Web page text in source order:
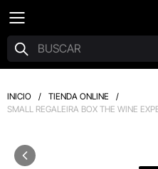
INICIO / TIENDA ONLINE
/
SMALL REGALEIRA BOX THE WINE